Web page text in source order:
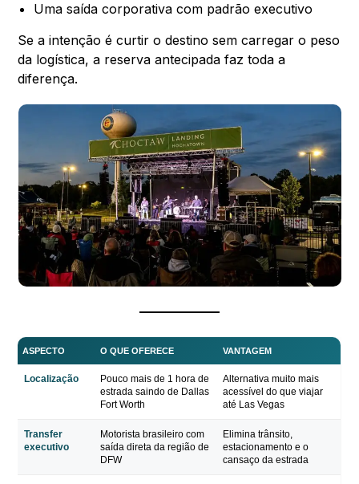
Uma saída corporativa com padrão executivo
Se a intenção é curtir o destino sem carregar o peso
da logística, a reserva antecipada faz toda a
diferença.
ASPECTO O QUE OFERECE VANTAGEM
Localização
Pouco mais de 1 hora de
estrada saindo de Dallas
Fort Worth
Alternativa muito mais
acessível do que viajar
até Las Vegas
Transfer
executivo
Motorista brasileiro com
saída direta da região de
DFW
Elimina trânsito,
estacionamento e o
cansaço da estrada